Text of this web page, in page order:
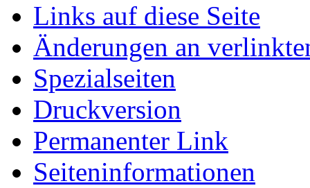
Links auf diese Seite
Änderungen an
Spezialseiten
Druckversion
Permanenter Link
Seiten­informationen